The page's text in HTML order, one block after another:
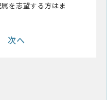
を志望する方はま
次へ